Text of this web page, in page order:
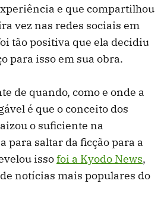
e que compartilhou
vez nas redes sociais em
tão positiva que ela decidiu
para isso em sua obra.
de quando, como e onde a
é que o conceito dos
o suficiente na
para saltar da ficção para a
issofoi a Kyodo News,
notícias mais populares do